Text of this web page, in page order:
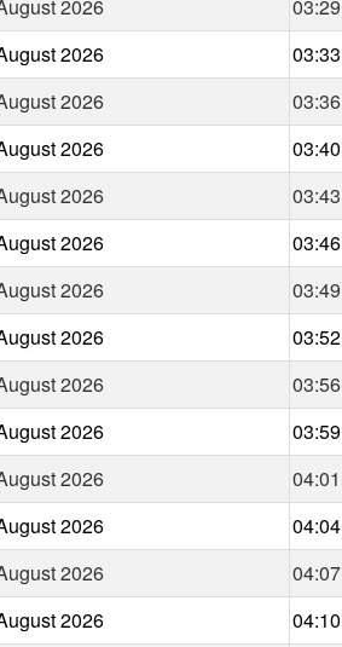
2026
03:29
2026
03:33
2026
03:36
2026
03:40
2026
03:43
2026
03:46
2026
03:49
2026
03:52
2026
03:56
2026
03:59
2026
04:01
2026
04:04
2026
04:07
2026
04:10